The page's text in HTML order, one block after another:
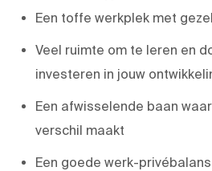
Een toffe werkplek met
Veel ruimte om te leren en
investeren in jouw
Een afwisselende baan
verschil maakt
Een goede werk-